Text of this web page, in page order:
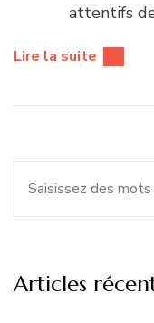
attentifs
Lire la suite
Articles